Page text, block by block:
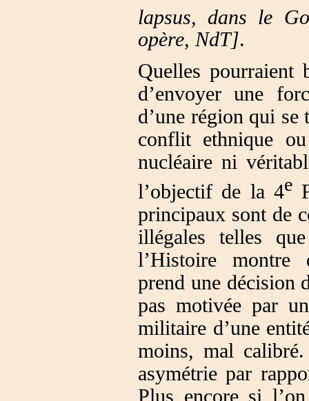
lapsus, dans le
opère, NdT].
Quelles pourraient
d’envoyer une
d’une région qui se
conflit ethnique
nucléaire ni
l’objectif de la 4e
principaux sont de
illégales telles
l’Histoire montre
prend une décision
pas motivée par
militaire d’une
moins, mal
asymétrie par
Plus encore si